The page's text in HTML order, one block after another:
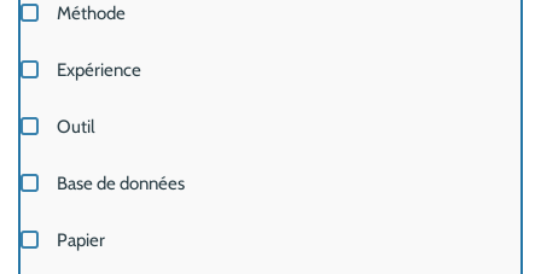
Méthode
Expérience
Outil
Base de données
Papier